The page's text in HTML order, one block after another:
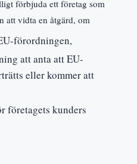
förbjuda ett företag som
att vidta en åtgärd, om
förordningen,
att anta att EU-
eller kommer att
företagets kunders